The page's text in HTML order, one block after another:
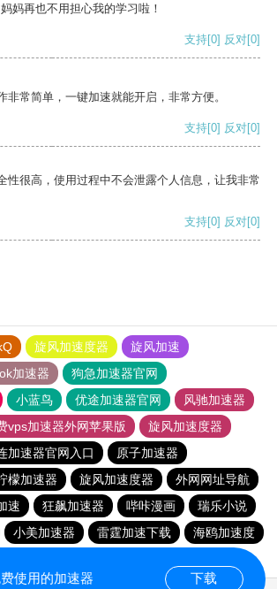
妈再也不用担心我的学习啦！
支持[0] 反对[0]
非常简单，一键加速就能开启，非常方便。
支持[0] 反对[0]
性很高，使用过程中不会泄露个人信息，让我非常
支持[0] 反对[0]
旋风加速度器
旋风加速
加速器
狗急加速器官网
小蓝鸟 优途加速器官网
风驰加速器
vps加速器外网苹果版
旋风加速度器
加速器官网入口
原子加速器
檬加速器 旋风加速度器
外网网址导航
速 狂飙加速器 哔咔漫画
瑞乐小说
小美加速器 雷霆加速下载
海鸥加速度
使用的加速器 下载